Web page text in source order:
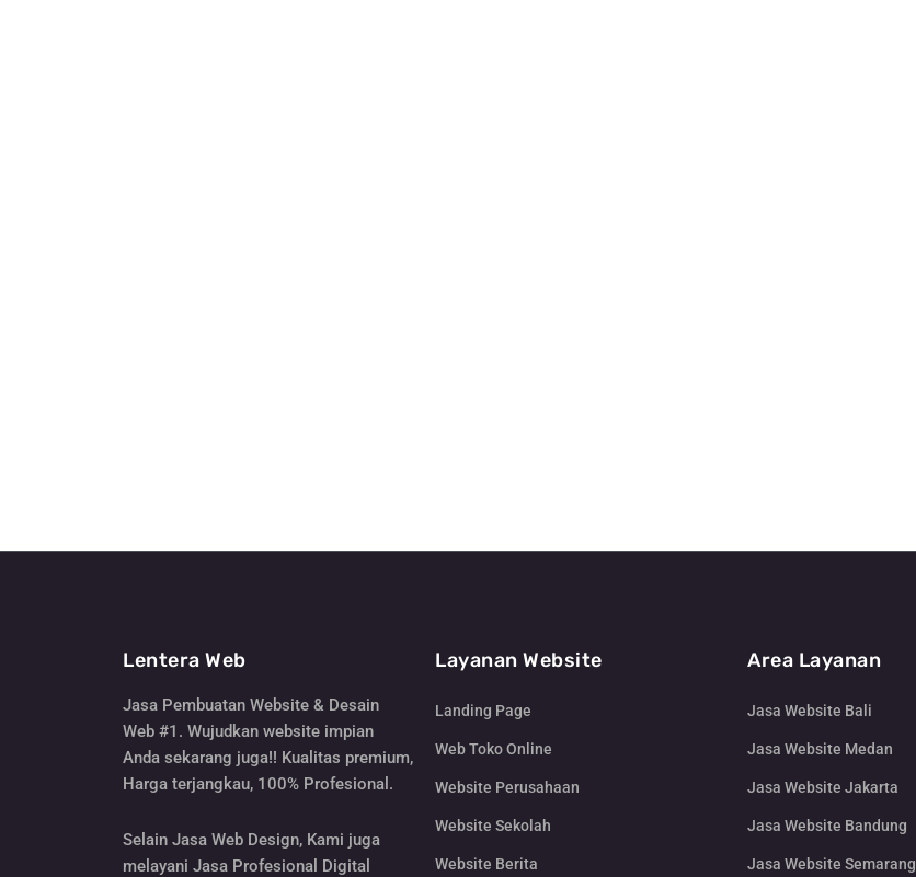
Lentera Web
Jasa Pembuatan Website & Desain
Web #1. Wujudkan website impian
Anda sekarang juga!! Kualitas premium,
Harga terjangkau, 100% Profesional.
Selain Jasa Web Design, Kami juga
melayani Jasa Profesional Digital
Layanan Website
Landing Page
Web Toko Online
Website Perusahaan
Website Sekolah
Website Berita
Area Layanan
Jasa Website Bali
Jasa Website Medan
Jasa Website Jakarta
Jasa Website Bandung
Jasa Website Semarang